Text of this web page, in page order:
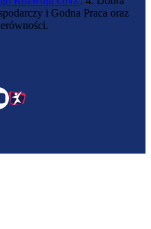
i Godna Praca oraz